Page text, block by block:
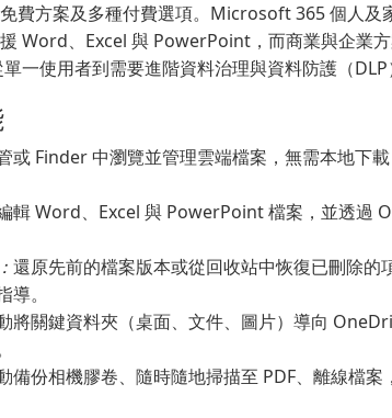
費方案及多種付費選項。Microsoft 365 個人及
Word、Excel 與 PowerPoint，而商業與企業
一使用者到需要進階資料治理與資料防護（DLP
或 Finder 中瀏覽並管理雲端檔案，無需本地下
輯 Word、Excel 與 PowerPoint 檔案，並透過
還原先前的檔案版本或從回收站中恢復已刪除的
。
將關鍵資料夾（桌面、文件、圖片）導向
備份相機膠卷、隨時隨地掃描至 PDF、離線檔